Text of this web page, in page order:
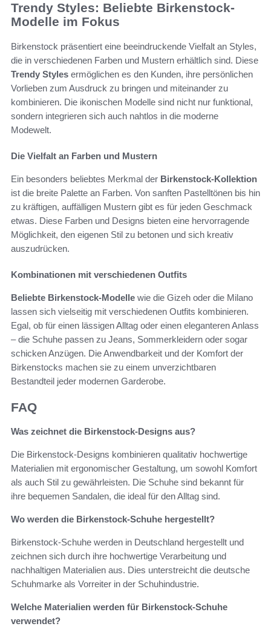
Trendy Styles: Beliebte Birkenstock-
Modelle im Fokus
Birkenstock präsentiert eine beeindruckende Vielfalt an Styles,
die in verschiedenen Farben und Mustern erhältlich sind. Diese
Trendy Styles ermöglichen es den Kunden, ihre persönlichen
Vorlieben zum Ausdruck zu bringen und miteinander zu
kombinieren. Die ikonischen Modelle sind nicht nur funktional,
sondern integrieren sich auch nahtlos in die moderne
Modewelt.
Die Vielfalt an Farben und Mustern
Ein besonders beliebtes Merkmal der Birkenstock-Kollektion
ist die breite Palette an Farben. Von sanften Pastelltönen bis hin
zu kräftigen, auffälligen Mustern gibt es für jeden Geschmack
etwas. Diese Farben und Designs bieten eine hervorragende
Möglichkeit, den eigenen Stil zu betonen und sich kreativ
auszudrücken.
Kombinationen mit verschiedenen Outfits
Beliebte Birkenstock-Modelle wie die Gizeh oder die Milano
lassen sich vielseitig mit verschiedenen Outfits kombinieren.
Egal, ob für einen lässigen Alltag oder einen eleganteren Anlass
– die Schuhe passen zu Jeans, Sommerkleidern oder sogar
schicken Anzügen. Die Anwendbarkeit und der Komfort der
Birkenstocks machen sie zu einem unverzichtbaren
Bestandteil jeder modernen Garderobe.
FAQ
Was zeichnet die Birkenstock-Designs aus?
Die Birkenstock-Designs kombinieren qualitativ hochwertige
Materialien mit ergonomischer Gestaltung, um sowohl Komfort
als auch Stil zu gewährleisten. Die Schuhe sind bekannt für
ihre bequemen Sandalen, die ideal für den Alltag sind.
Wo werden die Birkenstock-Schuhe hergestellt?
Birkenstock-Schuhe werden in Deutschland hergestellt und
zeichnen sich durch ihre hochwertige Verarbeitung und
nachhaltigen Materialien aus. Dies unterstreicht die deutsche
Schuhmarke als Vorreiter in der Schuhindustrie.
Welche Materialien werden für Birkenstock-Schuhe
verwendet?